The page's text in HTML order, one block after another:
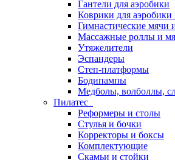
Гантели для аэробики
Коврики для аэробики
Гимнастические мячи
Массажные роллы и
Утяжелители
Эспандеры
Степ-платформы
Бодипампы
Медболы, волболлы,
Пилатес
Реформеры и столы
Стулья и бочки
Корректоры и боксы
Комплектующие
Скамьи и стойки